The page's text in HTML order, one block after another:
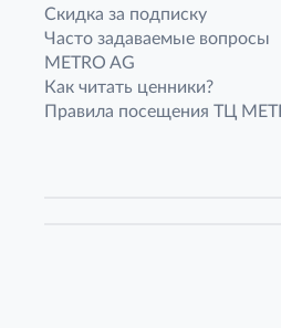
Скидка за подписку
Часто задаваемые вопросы
METRO AG
Как читать ценники?
Правила посещения ТЦ